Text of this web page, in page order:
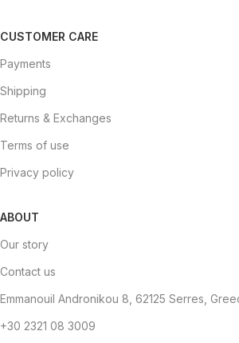
CUSTOMER CARE
Payments
Shipping
Returns & Exchanges
Terms of use
Privacy policy
ABOUT
Our story
Contact us
Emmanouil Andronikou 8, 62125 Serres,
+30 2321 08 3009